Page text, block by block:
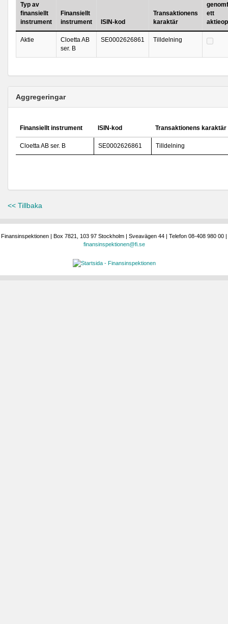
Typ av
finansiellt
instrument
Finansiellt
instrument
ISIN-kod
Transaktionens
karaktär
ett
Aktie
Cloetta AB
ser. B
SE0002626861 Tilldelning
Aggregeringar
Finansiellt instrument ISIN-kod Transaktionens karaktär
Cloetta AB ser. B SE0002626861 Tilldelning
<< Tillbaka
Finansinspektionen | Box 7821, 103 97 Stockholm | Sveavägen 44 | Telefon 08-408 980 00 |
finansinspektionen@fi.se